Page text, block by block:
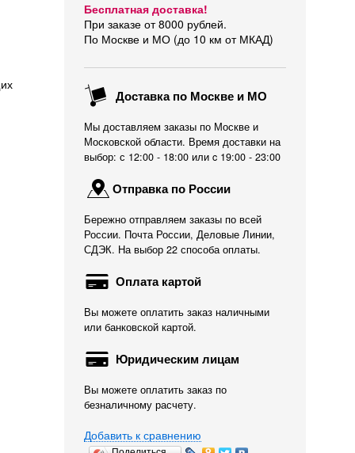
Бесплатная доставка!
При заказе от 8000 рублей.
По Москве и МО (до 10 км от МКАД)
Доставка по Москве и МО
Мы доставляем заказы по Москве и
Московской области. Время доставки на
выбор: с 12:00 - 18:00 или c 19:00 - 23:00
Отправка по России
Бережно отправляем заказы по всей
России. Почта России, Деловые Линии,
СДЭК. На выбор 22 способа оплаты.
Оплата картой
Вы можете оплатить заказ наличными
или банковской картой.
Юридическим лицам
Вы можете оплатить заказ по
безналичному расчету.
Добавить к сравнению